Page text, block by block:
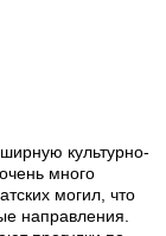
культурно-
много
могил, что
направления.